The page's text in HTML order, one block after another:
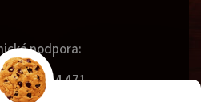
podpora:
731 614 471